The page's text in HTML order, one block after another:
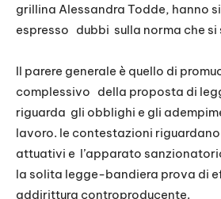
grillina Alessandra Todde, hanno
espresso dubbi sulla norma che si
Il parere generale è quello di
complessivo della proposta di
riguarda gli obblighi e gli
lavoro. le contestazioni
attuativi e l’apparato
la solita legge-bandiera prova di
addirittura controproducente.